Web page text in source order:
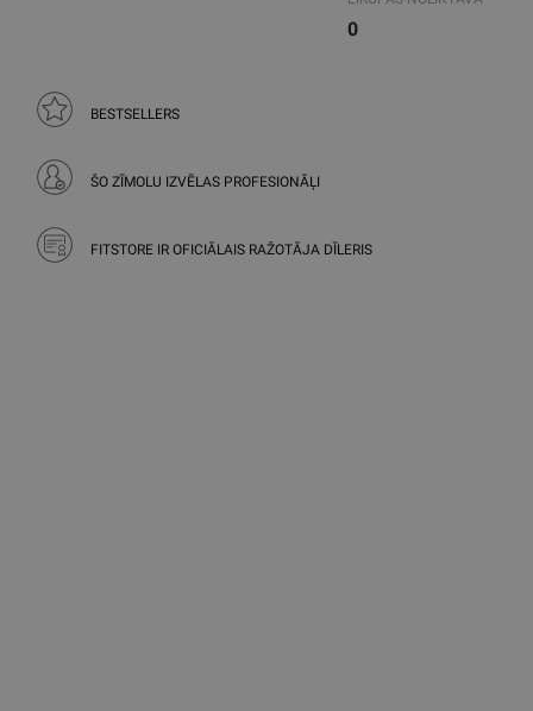
0
BESTSELLERS
ŠO ZĪMOLU IZVĒLAS PROFESIONĀĻI
FITSTORE IR OFICIĀLAIS RAŽOTĀJA DĪLERIS